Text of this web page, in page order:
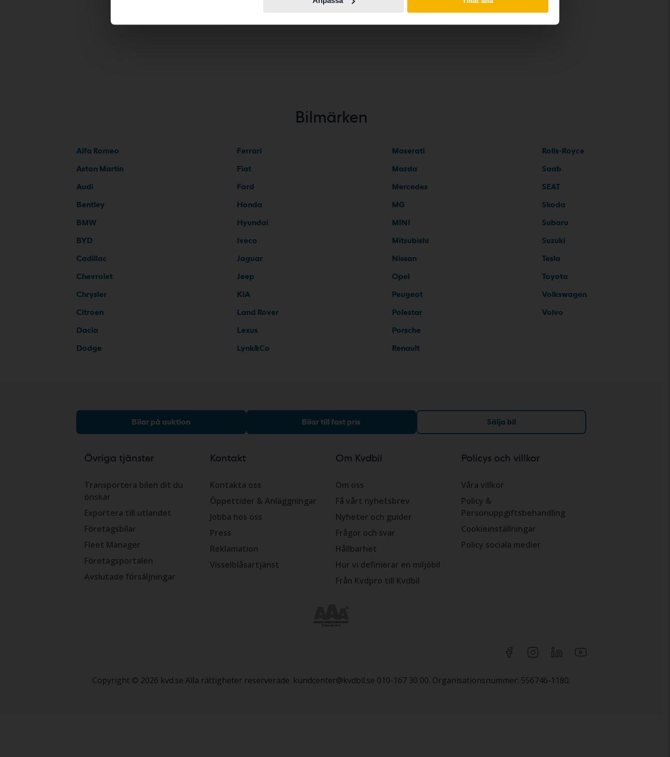
Audi Q7
Bilmärken
Alfa Romeo
Aston Martin
Audi
Bentley
BMW
BYD
Cadillac
Chevrolet
Chrysler
Citroen
Dacia
Dodge
Ferrari
Fiat
Ford
Honda
Hyundai
Iveco
Jaguar
Jeep
KIA
Land Rover
Lexus
Lynk&Co
Maserati
Mazda
Mercedes
MG
MINI
Mitsubishi
Nissan
Opel
Peugeot
Polestar
Porsche
Renault
Rolls-Royce
Saab
SEAT
Skoda
Subaru
Suzuki
Tesla
Toyota
Volkswagen
Volvo
Bilar på auktion Bilar till fast pris Sälja bil
Övriga tjänster
Transportera bilen dit du
önskar
Exportera till utlandet
Företagsbilar
Fleet Manager
Företagsportalen
Avslutade försäljningar
Kontakt
Kontakta oss
Öppettider & Anläggningar
Jobba hos oss
Press
Reklamation
Visselblåsartjänst
Om Kvdbil
Om oss
Få vårt nyhetsbrev
Nyheter och guider
Frågor och svar
Hållbarhet
Hur vi definierar en miljöbil
Från Kvdpro till Kvdbil
Policys och villkor
Våra villkor
Policy &
Personuppgiftsbehandling
Cookieinställningar
Policy sociala medier
Copyright © 2026 kvd.se Alla rättigheter reserverade. kundcenter@kvdbil.se 010-167 30 00. Organisationsnummer: 556746-1180.